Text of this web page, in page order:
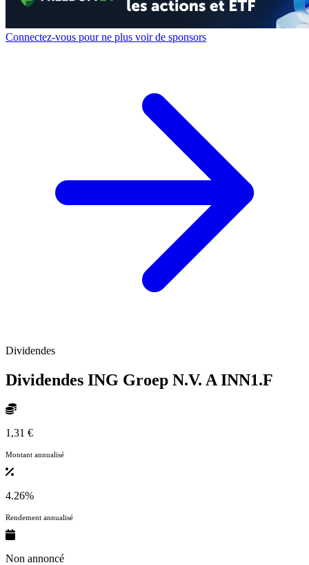
Connectez-vous pour ne plus voir de sponsors
Dividendes
Dividendes ING Groep N.V. A INN1.F
1,31 €
Montant annualisé
4.26%
Rendement annualisé
Non annoncé